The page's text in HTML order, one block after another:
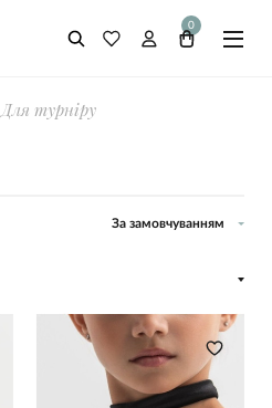
0
Для турніру
За замовчуванням